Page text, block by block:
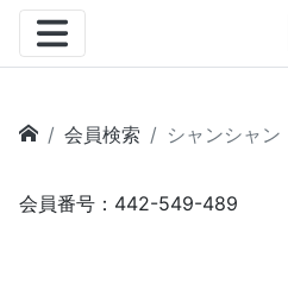
会員検索 シャンシャン
会員番号：442-549-489